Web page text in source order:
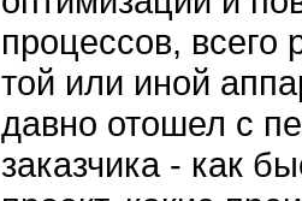
процессов, всего
той или иной
давно отошел с
заказчика - как